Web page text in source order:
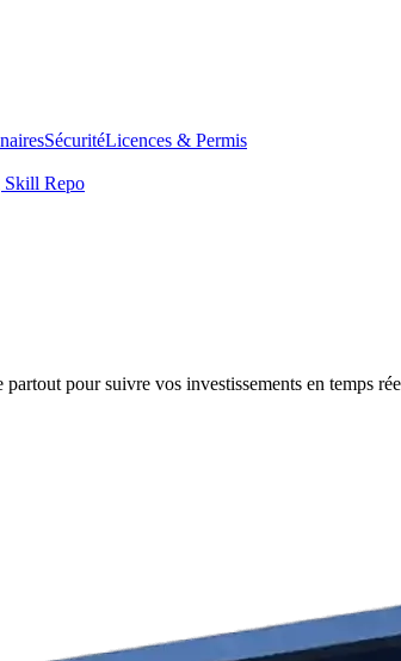
SécuritéLicences & Permis
Skill Repo
pour suivre vos investissements en temps